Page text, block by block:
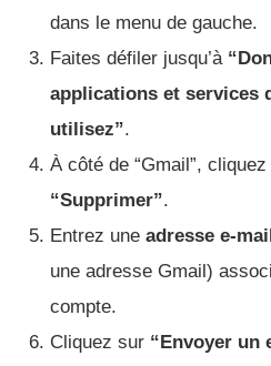
dans le menu de gauche.
Faites défiler jusqu’à
applications et services
utilisez”.
À côté de “Gmail”,
“Supprimer”.
Entrez une adresse e-
une adresse Gmail)
compte.
Cliquez sur “Envoyer un